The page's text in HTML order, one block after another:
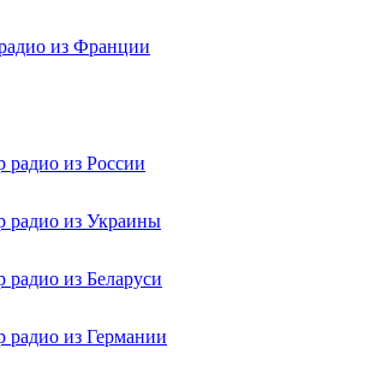
из Франции
радио из России
радио из Украины
радио из Беларуси
радио из Германии